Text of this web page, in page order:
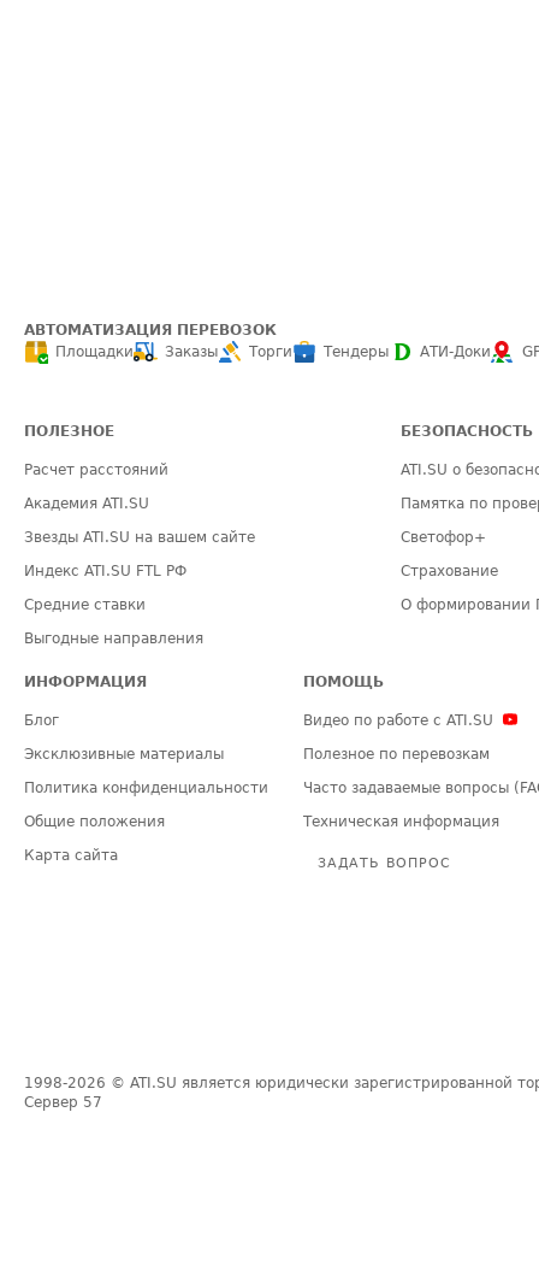
АВТОМАТИЗАЦИЯ ПЕРЕВОЗОК
Площадки
Заказы Торги Тендеры АТИ-Доки
ПОЛЕЗНОЕ
Расчет расстояний
Академия ATI.SU
Звезды ATI.SU на вашем сайте
Индекс ATI.SU FTL РФ
Средние ставки
Выгодные направления
БЕЗОПАСНОСТЬ
ATI.SU о
Памятка по
Светофор+
Страхование
О формировании
ИНФОРМАЦИЯ
Блог
Эксклюзивные материалы
Политика конфиденциальности
Общие положения
Карта сайта
ПОМОЩЬ
Видео по работе с ATI.SU
Полезное по перевозкам
Часто задаваемые вопросы
Техническая информация
ЗАДАТЬ ВОПРОС
1998-2026 © ATI.SU является юридически зарегистрированной
Сервер 57